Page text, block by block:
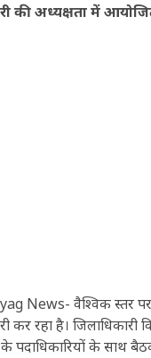
की अध्यक्षता में
News- वैश्विक स्तर
कर रहा है।
पदाधिकारियों के साथ